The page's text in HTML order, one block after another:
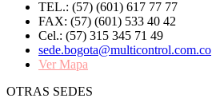
TEL.: (57) (601) 617 77 77
FAX: (57) (601) 533 40 42
Cel.: (57) 315 345 71 49
sede.bogota@multicontrol.com.co
Ver Mapa
OTRAS SEDES